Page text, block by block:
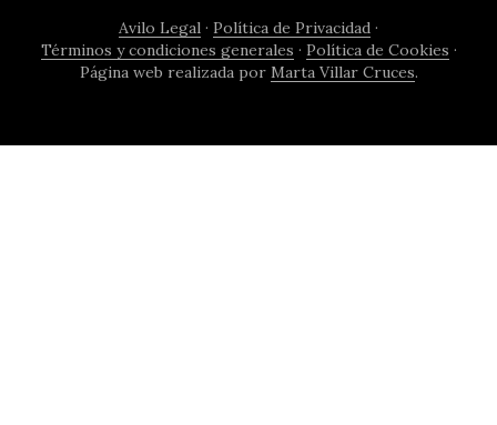
Avilo Legal · Política de Privacidad ·
Términos y condiciones generales · Política de Cookies ·
Página web realizada por Marta Villar Cruces.